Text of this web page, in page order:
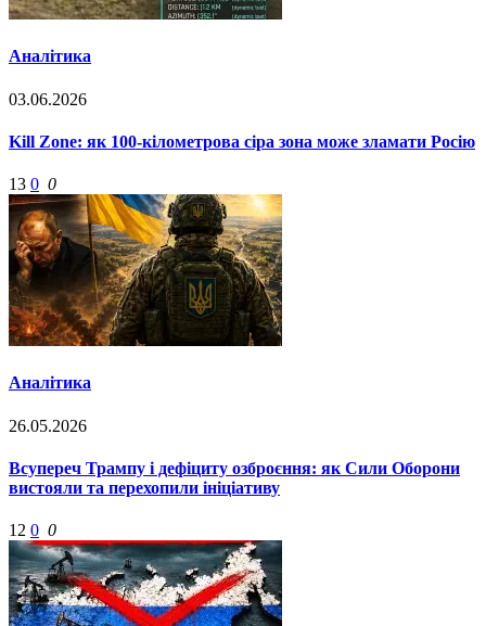
Аналітика
03.06.2026
Kill Zone: як 100-кілометрова сіра зона може зламати Росію
13 0 0
Аналітика
26.05.2026
Всупереч Трампу і дефіциту озброєння: як Сили Оборони
вистояли та перехопили ініціативу
12 0 0